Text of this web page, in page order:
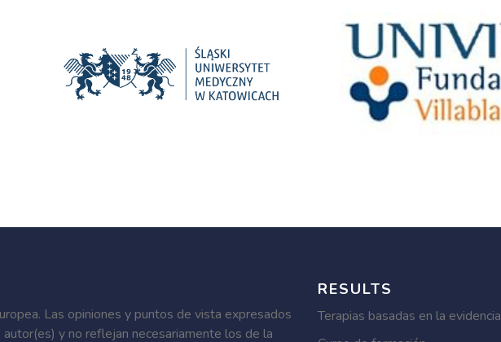
Las opiniones y puntos de vista expresados
y no reflejan necesariamente los de la
RESULTS
Terapias basadas en la evidencia